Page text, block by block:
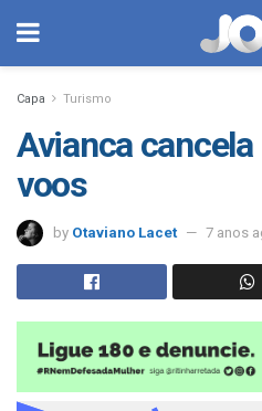
Capa Turismo
Avianca
voos
by Otaviano Lacet 7 anos